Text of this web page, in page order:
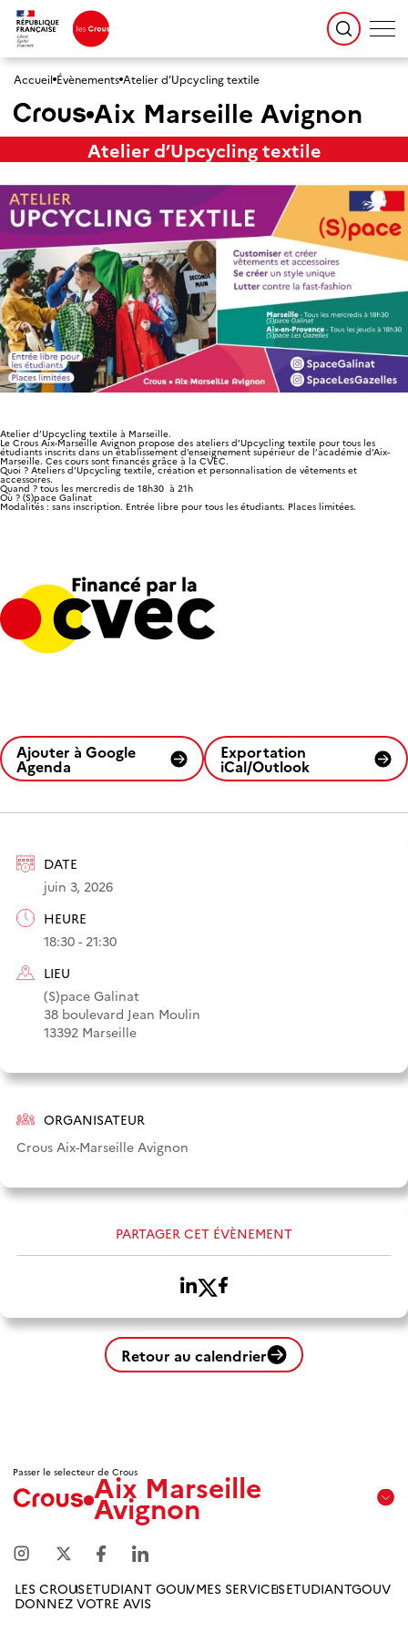
Accueil Évènements Atelier d’Upcycling textile
Aix Marseille Avignon
Atelier d’Upcycling textile
DATE
juin 3, 2026
HEURE
18:30 - 21:30
LIEU
(S)pace Galinat
38 boulevard Jean Moulin
13392 Marseille
ORGANISATEUR
Crous Aix-Marseille Avignon
PARTAGER CET ÉVÈNEMENT
Atelier d’Upcycling textile à Marseille.
Le Crous Aix-Marseille Avignon propose des ateliers d’Upcycling textile pour tous les
étudiants inscrits dans un établissement d’enseignement supérieur de l’académie d’Aix-
Marseille. Ces cours sont financés grâce à la CVEC.
Quoi ? Ateliers d’Upcycling textile, création et personnalisation de vêtements et
accessoires.
Quand ? tous les mercredis de 18h30 à 21h
Où ? (S)pace Galinat
Modalités : sans inscription. Entrée libre pour tous les étudiants. Places limitées.
Ajouter à Google
Agenda
Exportation
iCal/Outlook
Retour au calendrier
Passer le selecteur de CrousAix Marseille
Avignon
Marseille
Avignon
Amiens
LES CROUSETUDIANT GOUVMES SERVICESETUDIANTGOUV
DONNEZ VOTRE AVIS